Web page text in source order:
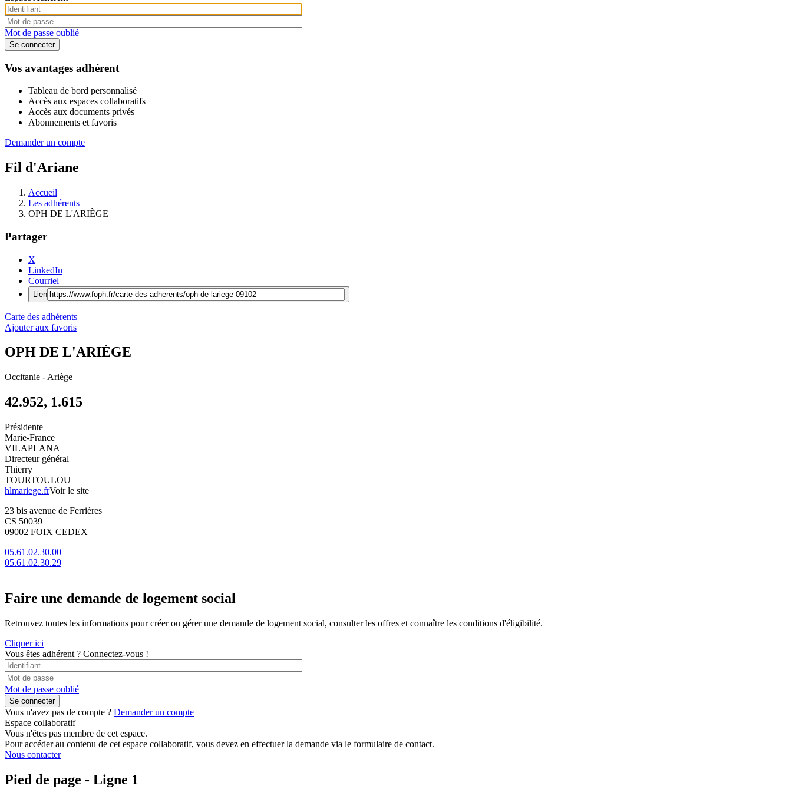
Mot de passe oublié
Vos avantages adhérent
Tableau de bord personnalisé
Accès aux espaces collaboratifs
Accès aux documents privés
Abonnements et favoris
Demander un compte
Fil d'Ariane
Accueil
Les adhérents
OPH DE L'ARIÈGE
Partager
X
LinkedIn
Courriel
Lien
Carte des adhérents
Ajouter aux favoris
OPH DE L'ARIÈGE
Occitanie - Ariège
42.952, 1.615
Présidente
Marie-France
VILAPLANA
Directeur général
Thierry
TOURTOULOU
hlmariege.frVoir le site
23 bis avenue de Ferrières
CS 50039
09002 FOIX CEDEX
05.61.02.30.00
05.61.02.30.29
Faire une demande de logement social
Retrouvez toutes les informations pour créer ou gérer une demande de logement social, consulter les offres et connaître les conditions d'éligibilité.
Cliquer ici
Vous êtes adhérent ? Connectez-vous !
Mot de passe oublié
Vous n'avez pas de compte ? Demander un compte
Espace collaboratif
Vous n'êtes pas membre de cet espace.
Pour accéder au contenu de cet espace collaboratif, vous devez en effectuer la demande via le formulaire de contact.
Nous contacter
Pied de page - Ligne 1